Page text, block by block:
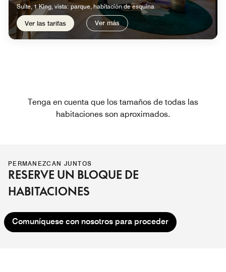
Suite, 1 King, vista: parque, habitación de esquina
Ver las tarifas Ver más
Tenga en cuenta que los tamaños de todas las
habitaciones son aproximados.
PERMANEZCAN JUNTOS
RESERVE UN BLOQUE DE
HABITACIONES
Comuníquese con nosotros para proceder